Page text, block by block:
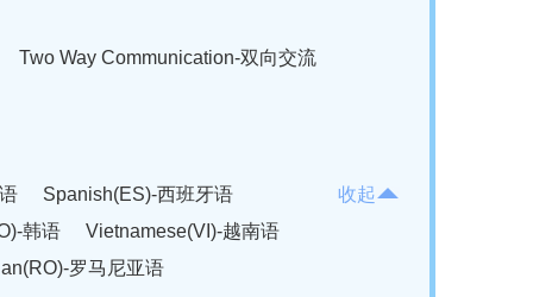
Two Way Communication-双向交流
Spanish(ES)-西班牙语
韩语
Vietnamese(VI)-越南语
罗马尼亚语
收起